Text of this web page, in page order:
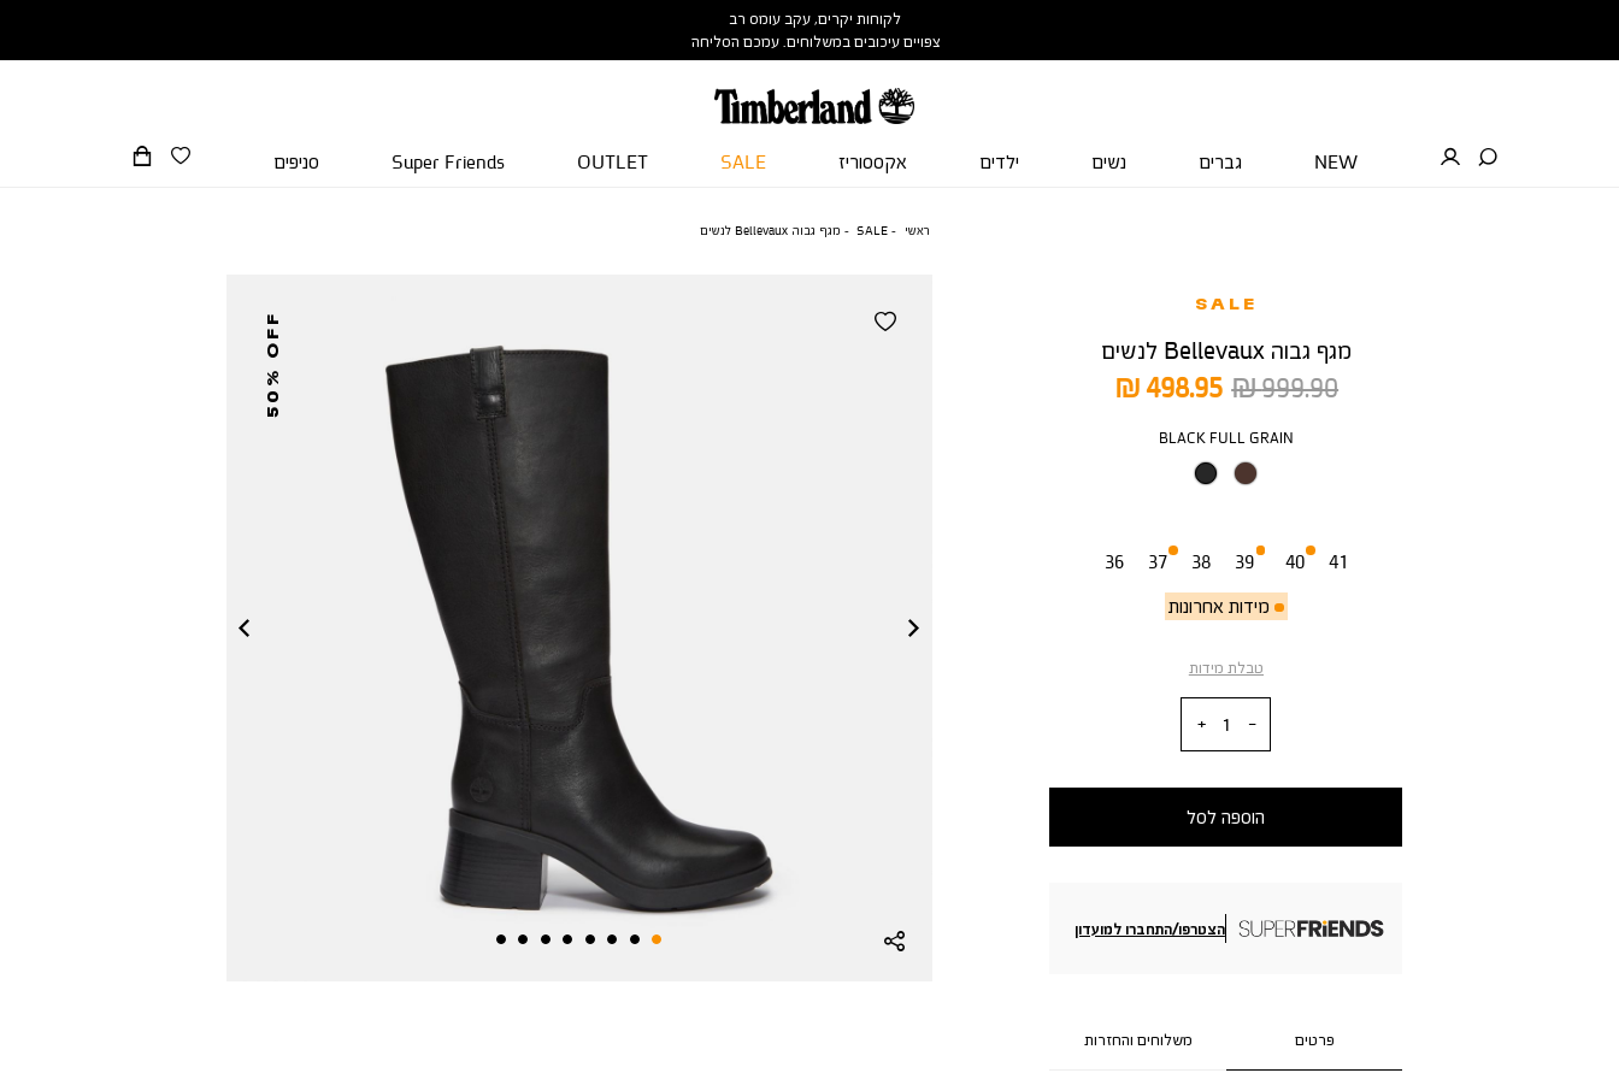
לקוחות יקרים, עקב עומס רב
צפויים עיכובים במשלוחים. עמכם הסליחה
NEW גברים נשים ילדים אקססוריז SALE
OUTLET
Super Friends סניפים
ראשי SALE מגף גבוה Bellevaux לנשים
50% OFF
SALE
מגף גבוה Bellevaux לנשים
מחיר
מוצר
498.95 ₪
מחיר
999.90 ₪
צבע
BLACK FULL GRAIN
36
37
מידות אחרונות
38 39 40 41
טבלת מידות
הוספה לסל
הצטרפו/התחברו למועדון
פרטים משלוחים והחזרות